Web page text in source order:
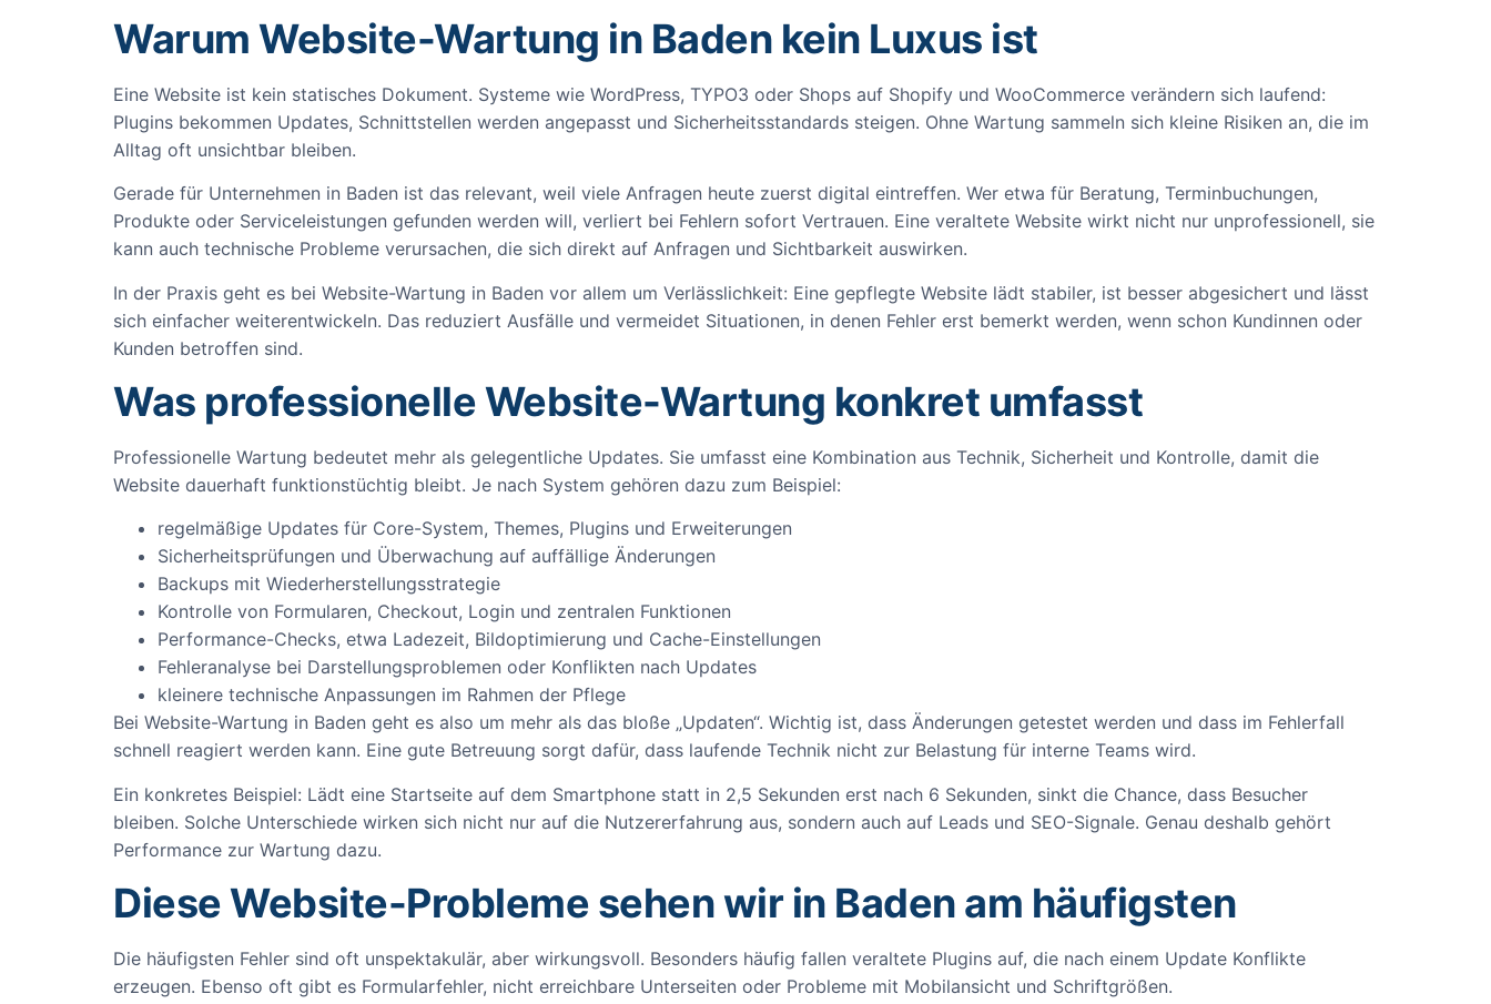
Warum Website-Wartung in Baden kein Luxus ist
Eine Website ist kein statisches Dokument. Systeme wie WordPress, TYPO3 oder Shops auf Shopify und WooCommerce verändern sich laufend:
Plugins bekommen Updates, Schnittstellen werden angepasst und Sicherheitsstandards steigen. Ohne Wartung sammeln sich kleine Risiken an, die im
Alltag oft unsichtbar bleiben.
Gerade für Unternehmen in Baden ist das relevant, weil viele Anfragen heute zuerst digital eintreffen. Wer etwa für Beratung, Terminbuchungen,
Produkte oder Serviceleistungen gefunden werden will, verliert bei Fehlern sofort Vertrauen. Eine veraltete Website wirkt nicht nur unprofessionell, sie
kann auch technische Probleme verursachen, die sich direkt auf Anfragen und Sichtbarkeit auswirken.
In der Praxis geht es bei Website-Wartung in Baden vor allem um Verlässlichkeit: Eine gepflegte Website lädt stabiler, ist besser abgesichert und lässt
sich einfacher weiterentwickeln. Das reduziert Ausfälle und vermeidet Situationen, in denen Fehler erst bemerkt werden, wenn schon Kundinnen oder
Kunden betroffen sind.
Was professionelle Website-Wartung konkret umfasst
Professionelle Wartung bedeutet mehr als gelegentliche Updates. Sie umfasst eine Kombination aus Technik, Sicherheit und Kontrolle, damit die
Website dauerhaft funktionstüchtig bleibt. Je nach System gehören dazu zum Beispiel:
regelmäßige Updates für Core-System, Themes, Plugins und Erweiterungen
Sicherheitsprüfungen und Überwachung auf auffällige Änderungen
Backups mit Wiederherstellungsstrategie
Kontrolle von Formularen, Checkout, Login und zentralen Funktionen
Performance-Checks, etwa Ladezeit, Bildoptimierung und Cache-Einstellungen
Fehleranalyse bei Darstellungsproblemen oder Konflikten nach Updates
kleinere technische Anpassungen im Rahmen der Pflege
Bei Website-Wartung in Baden geht es also um mehr als das bloße „Updaten“. Wichtig ist, dass Änderungen getestet werden und dass im Fehlerfall
schnell reagiert werden kann. Eine gute Betreuung sorgt dafür, dass laufende Technik nicht zur Belastung für interne Teams wird.
Ein konkretes Beispiel: Lädt eine Startseite auf dem Smartphone statt in 2,5 Sekunden erst nach 6 Sekunden, sinkt die Chance, dass Besucher
bleiben. Solche Unterschiede wirken sich nicht nur auf die Nutzererfahrung aus, sondern auch auf Leads und SEO-Signale. Genau deshalb gehört
Performance zur Wartung dazu.
Diese Website-Probleme sehen wir in Baden am häufigsten
Die häufigsten Fehler sind oft unspektakulär, aber wirkungsvoll. Besonders häufig fallen veraltete Plugins auf, die nach einem Update Konflikte
erzeugen. Ebenso oft gibt es Formularfehler, nicht erreichbare Unterseiten oder Probleme mit Mobilansicht und Schriftgrößen.